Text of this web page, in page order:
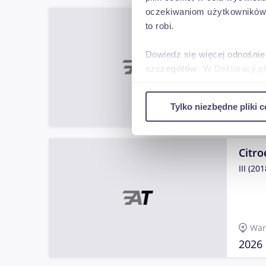
oczekiwaniom
to robi.
Dowiedz się więcej
szczegółów . W Deklaracji
ruch w naszej witrynie.
Tylko niezbędne pliki
2019
III
2026